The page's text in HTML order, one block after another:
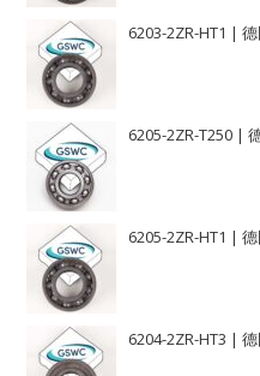
6203-2ZR-HT1 |
6205-2ZR-T250 |
6205-2ZR-HT1 |
6204-2ZR-HT3 |